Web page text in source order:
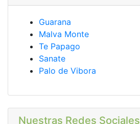
Guarana
Malva Monte
Te Papago
Sanate
Palo de Vibora
Nuestras Redes Sociales